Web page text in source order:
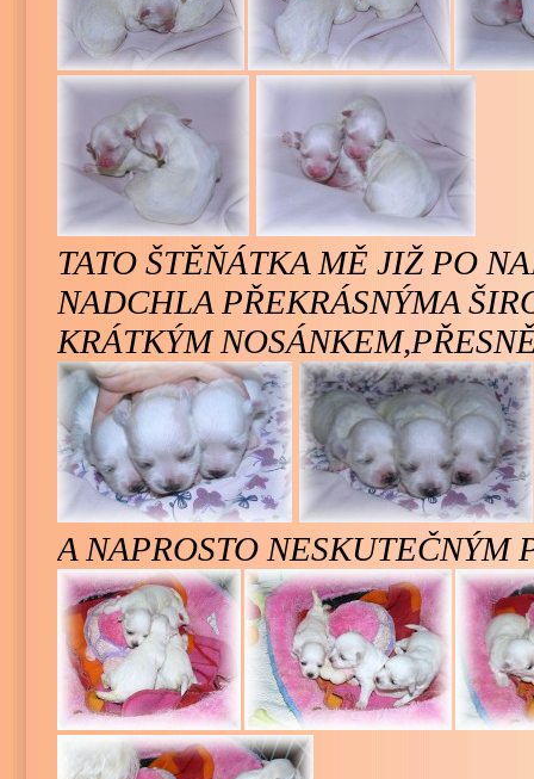
TATO ŠTĚŇÁTKA MĚ JIŽ PO
NADCHLA PŘEKRÁSNÝMA
KRÁTKÝM
A NAPROSTO NESKUTEČNÝM